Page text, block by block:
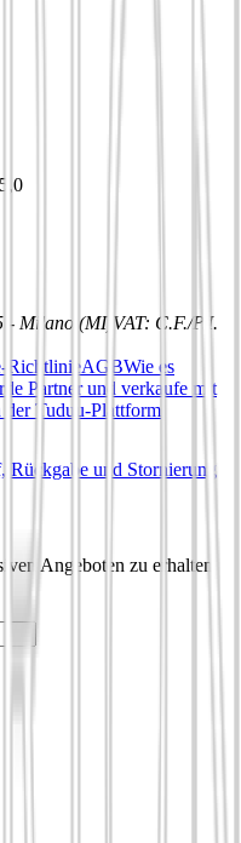
5,0
- Milano (MI) VAT: C.F./P.I.
RichtlinieAGBWie es
Partner und verkaufe mit
Tuduu-Plattform
Rückgabe und Stornierung
Angeboten zu erhalten